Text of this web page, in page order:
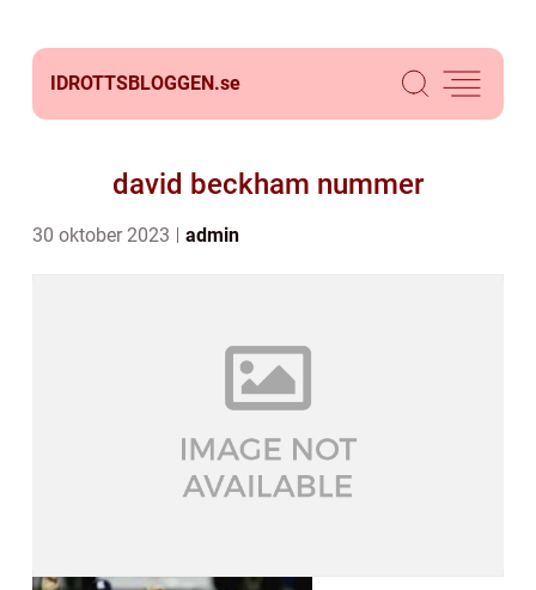
IDROTTSBLOGGEN.se
david beckham nummer
30 oktober 2023 admin